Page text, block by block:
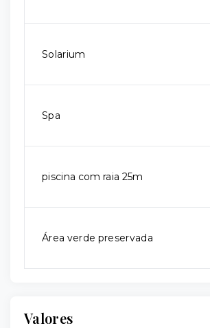
Solarium
Spa
piscina com raia 25m
Área verde preservada
Valores